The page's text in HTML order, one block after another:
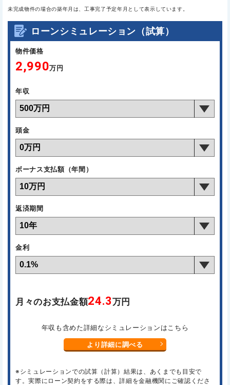
未完成物件の場合の築年月は、工事完了予定年月として表示しています。
ローンシミュレーション（試算）
物件価格
2,990万円
年収
頭金
ボーナス支払額（年間）
返済期間
金利
月々のお支払金額24.3万円
年収も含めた詳細なシミュレーションはこちら
より詳細に調べる
※シミュレーションでの試算（計算）結果は、あくまでも目安で
す。実際にローン契約をする際は、詳細を金融機関にご確認くださ